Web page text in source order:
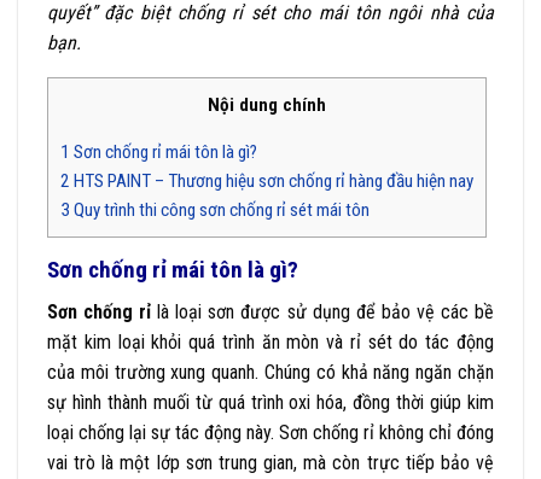
quyết” đặc biệt chống rỉ sét cho mái tôn ngôi nhà của
bạn.
Nội dung chính
1 Sơn chống rỉ mái tôn là gì?
2 HTS PAINT – Thương hiệu sơn chống rỉ hàng đầu hiện nay
3 Quy trình thi công sơn chống rỉ sét mái tôn
Sơn chống rỉ mái tôn là gì?
Sơn chống rỉ là loại sơn được sử dụng để bảo vệ các bề
mặt kim loại khỏi quá trình ăn mòn và rỉ sét do tác động
của môi trường xung quanh. Chúng có khả năng ngăn chặn
sự hình thành muối từ quá trình oxi hóa, đồng thời giúp kim
loại chống lại sự tác động này. Sơn chống rỉ không chỉ đóng
vai trò là một lớp sơn trung gian, mà còn trực tiếp bảo vệ